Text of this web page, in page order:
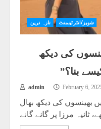
تازہ ترین شوبز/انٹرٹینمنٹ
کی دیکھ
بنا؟”
admin February 6,
بھینسوں کی دیکھ بھال